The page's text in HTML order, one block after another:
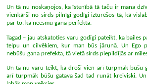
Un tā nu noskaņojos, ka īstenībā tā taču ir mana
vienkārši no sirds pilnīgi godīgi izturēšos tā, kā
par to, ka neesmu gana perfekta.
Tagad – jau atskatoties varu godīgi pateikt, ka bailes
telpu un cilvēkiem, kur man būs jārunā. Un Ego
nebūšu gana prefekta, tā vietā sirds piepildījās ar
Un tā nu varu teikt, ka droši vien arī turpmāk būšu
arī turpmāk būšu gatava šad tad runāt kreiviski.